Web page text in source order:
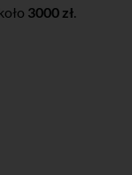
3000 zł.